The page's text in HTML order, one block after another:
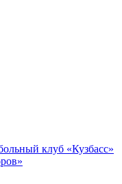
клуб «Кузбасс»